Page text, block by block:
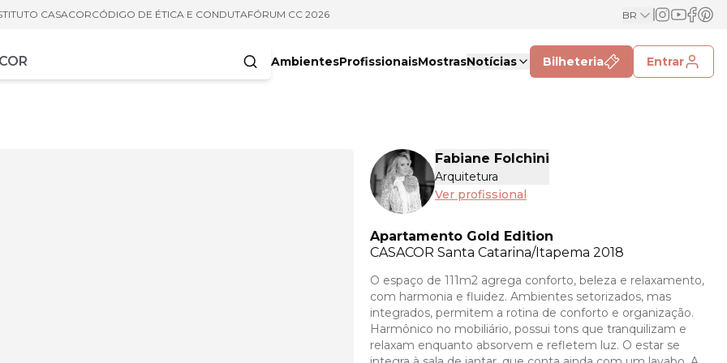
CASACORCÓDIGO DE ÉTICA E CONDUTAFÓRUM CC 2026 BR
AmbientesProfissionaisMostrasNotícias Bilheteria Entrar
Fabiane Folchini
Arquitetura
Ver profissional
Apartamento Gold Edition
CASACOR Santa Catarina/Itapema 2018
O espaço de 111m2 agrega conforto, beleza e relaxamento,
com harmonia e fluidez. Ambientes setorizados, mas
integrados, permitem a rotina de conforto e organização.
Harmônico no mobiliário, possui tons que tranquilizam e
relaxam enquanto absorvem e refletem luz. O estar se